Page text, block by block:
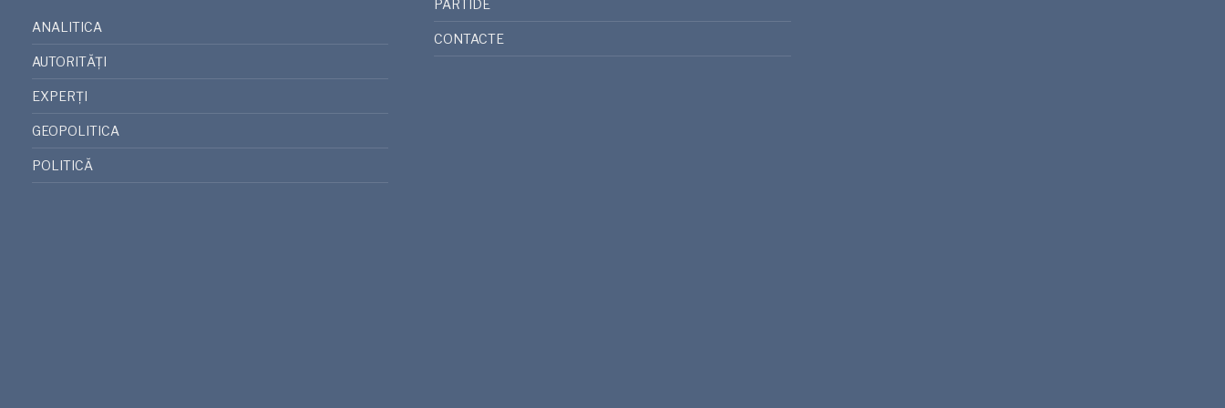
ANALITICA
AUTORITĂȚI
EXPERȚI
GEOPOLITICA
POLITICĂ
PARTIDE
CONTACTE